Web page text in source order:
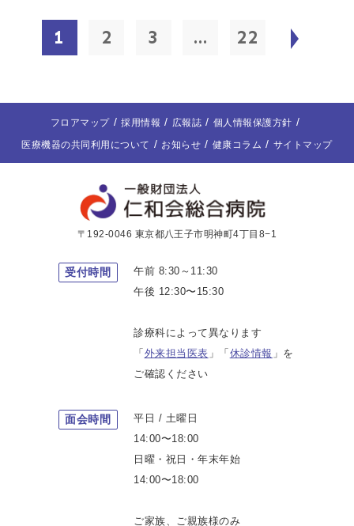
1 2 3 ... 22
フロアマップ 採用情報 広報誌
個人情報保護方針
医療機器の共同利用について
お知らせ 健康コラム サイトマップ
〒192-0046 東京都八王子市明神町4丁目8−1
受付時間
午前 8:30～11:30
午後 12:30〜15:30
診療科によって異なります
「 外来担当医表 」「 休診情報 」を
ご確認ください
面会時間
平日 / 土曜日
14:00〜18:00
日曜・祝日・年末年始
14:00〜18:00
ご家族、ご親族様のみ